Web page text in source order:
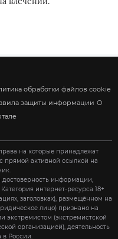
обработки файлов cookie
защиты информации О
на которые принадлежат
прямой активной ссылкой на
достоверность информации,
интернет-ресурса 18+
заголовках), размещённом на
лицо) признано на
экстремистом (экстремистской
организацией), деятельность
в России.